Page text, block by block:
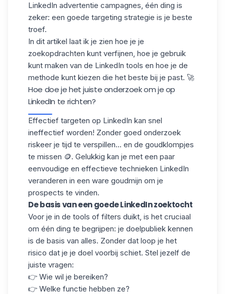
LinkedIn advertentie campagnes, één ding is
zeker: een goede targeting strategie is je beste
troef.
In dit artikel laat ik je zien hoe je je
zoekopdrachten kunt verfijnen, hoe je gebruik
kunt maken van de LinkedIn tools en hoe je de
methode kunt kiezen die het beste bij je past. 🚀
Hoe doe je het juiste onderzoek om je op
LinkedIn te richten?
Effectief targeten op LinkedIn kan snel
ineffectief worden! Zonder goed onderzoek
riskeer je tijd te verspillen... en de goudklompjes
te missen 🪙. Gelukkig kan je met een paar
eenvoudige en effectieve technieken LinkedIn
veranderen in een ware goudmijn om je
prospects te vinden.
De basis van een goede LinkedIn zoektocht
Voor je in de tools of filters duikt, is het cruciaal
om één ding te begrijpen: je doelpubliek kennen
is de basis van alles. Zonder dat loop je het
risico dat je je doel voorbij schiet. Stel jezelf de
juiste vragen:
👉 Wie wil je bereiken?
👉 Welke functie hebben ze?